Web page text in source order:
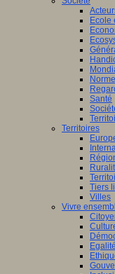
Ecole
Santé
Territoires
Tiers
Villes
Vivre